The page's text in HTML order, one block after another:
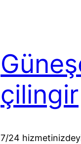
çilingir
7/24